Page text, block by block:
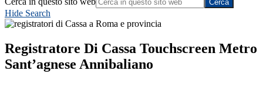
Hide Search
Registratore Di Cassa Touchscreen Metro
Sant’agnese Annibaliano